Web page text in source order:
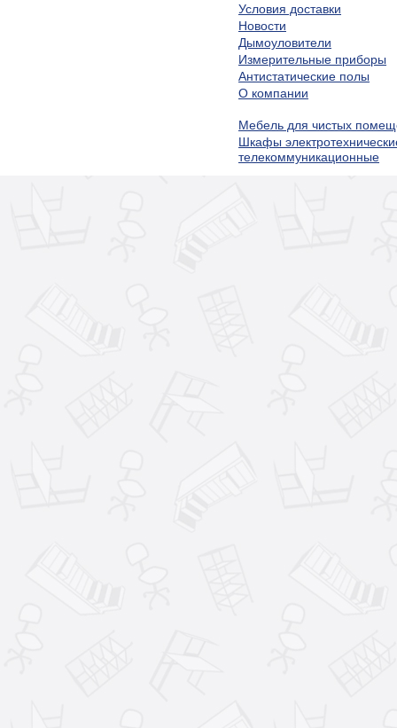
Условия доставки
Новости
Дымоуловители
Измерительные приборы
Антистатические полы
О компании
Мебель для чистых
Шкафы
телекоммуникационные